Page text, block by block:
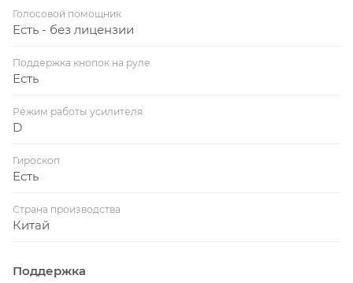
Голосовой помощник
Есть - без лицензии
Поддержка кнопок на руле
Есть
Режим работы усилителя
D
Гироскоп
Есть
Страна производства
Китай
Поддержка